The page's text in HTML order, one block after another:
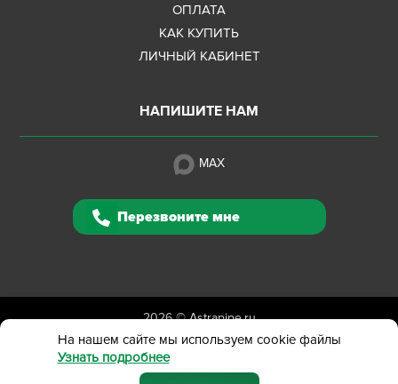
ОПЛАТА
КАК КУПИТЬ
ЛИЧНЫЙ КАБИНЕТ
НАПИШИТЕ НАМ
MAX
Перезвоните мне
2026 ©Astrapipe.ru
Полная версия сайта
Политика конфиденциальности
Вся представленная на сайте информация приведена
На нашем сайте мы используем cookie файлы
Узнать подробнее